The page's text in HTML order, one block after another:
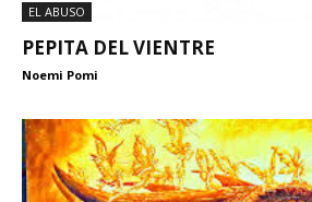
EL ABUSO
PEPITA DEL VIENTRE
Noemi Pomi